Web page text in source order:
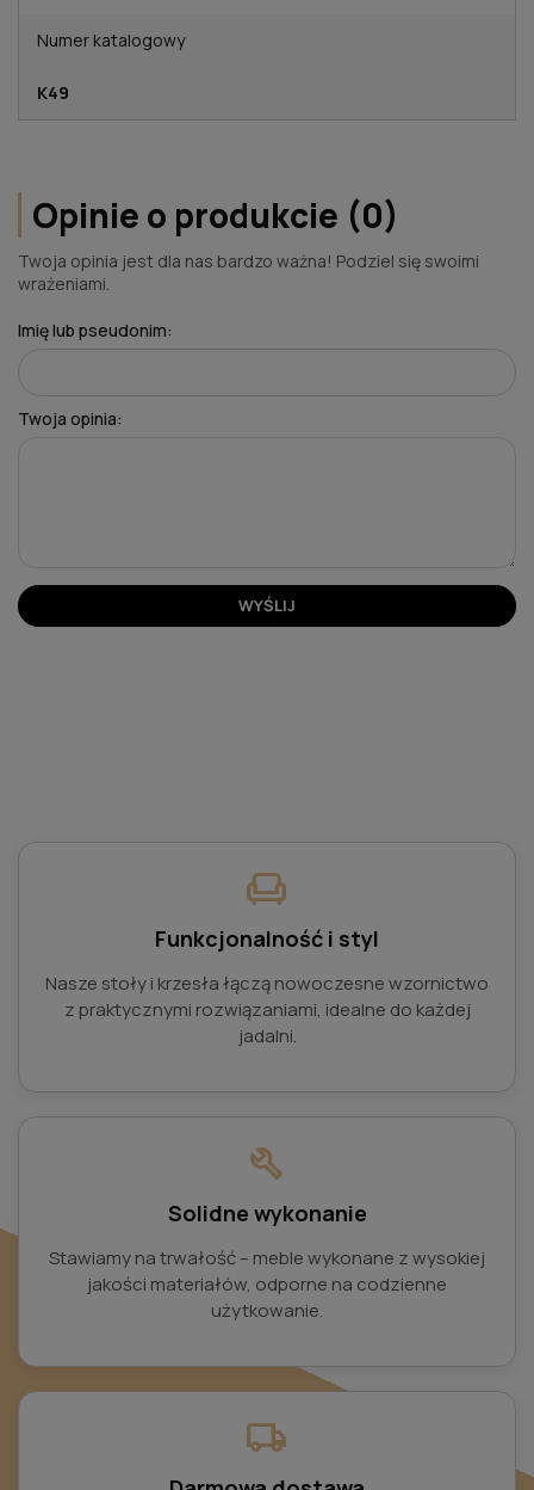
Numer katalogowy
K49
Opinie o produkcie (0)
Twoja opinia jest dla nas bardzo ważna! Podziel się swoimi
wrażeniami.
Imię lub pseudonim:
Twoja opinia:
WYŚLIJ
chair
Funkcjonalność i styl
Nasze stoły i krzesła łączą nowoczesne wzornictwo
z praktycznymi rozwiązaniami, idealne do każdej
jadalni.
build
Solidne wykonanie
Stawiamy na trwałość – meble wykonane z wysokiej
jakości materiałów, odporne na codzienne
użytkowanie.
local_shipping